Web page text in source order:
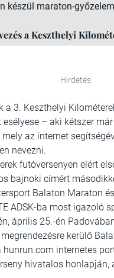
készül maraton-
a Keszthelyi
Hirdetés
a 3. Keszthelyi
– aki kétszer
az internet
nevezni.
futóversenyen elért
bajnoki címért
Balaton Maraton
ADSK-ba most igazoló
április 25.-én
kerülő
internetes
hivatalos